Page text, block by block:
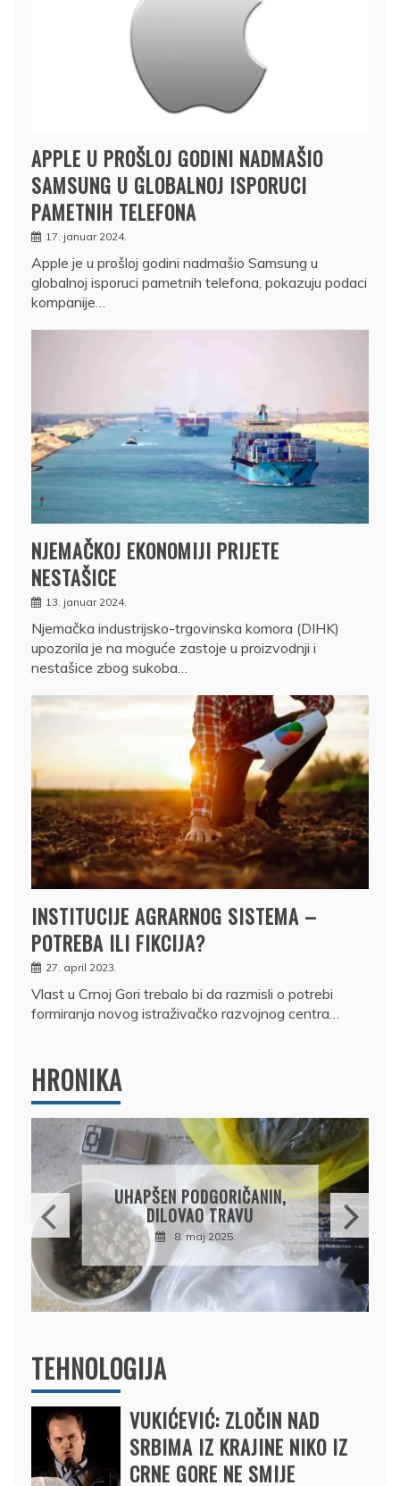
APPLE U PROŠLOJ GODINI NADMAŠIO
SAMSUNG U GLOBALNOJ ISPORUCI
PAMETNIH TELEFONA
17. januar 2024.
Apple je u prošloj godini nadmašio Samsung u
globalnoj isporuci pametnih telefona, pokazuju podaci
kompanije…
NJEMAČKOJ EKONOMIJI PRIJETE
NESTAŠICE
13. januar 2024.
Njemačka industrijsko-trgovinska komora (DIHK)
upozorila je na moguće zastoje u proizvodnji i
nestašice zbog sukoba…
INSTITUCIJE AGRARNOG SISTEMA –
POTREBA ILI FIKCIJA?
27. april 2023.
Vlast u Crnoj Gori trebalo bi da razmisli o potrebi
formiranja novog istraživačko razvojnog centra…
HRONIKA
UHAPŠEN PODGORIČANIN,
DILOVAO TRAVU
8. maj 2025.
TEHNOLOGIJA
VUKIĆEVIĆ: ZLOČIN NAD
SRBIMA IZ KRAJINE NIKO IZ
CRNE GORE NE SMIJE